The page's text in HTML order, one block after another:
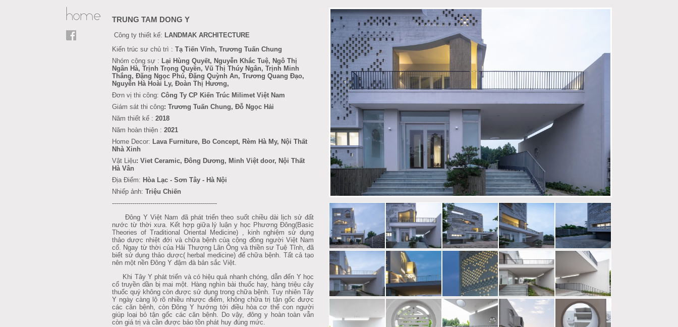
TRUNG TAM DONG Y
Công ty thiết kế: LANDMAK ARCHITECTURE
Kiến trúc sư chủ trì : Tạ Tiến Vĩnh, Trương Tuấn Chung
Nhóm cộng sự : Lại Hùng Quyết, Nguyễn Khắc Tuệ, Ngô Thị
Ngân Hà, Trịnh Trọng Quyền, Vũ Thị Thúy Ngân, Trịnh Minh
Thắng, Đặng Ngọc Phú, Đặng Quỳnh An, Trương Quang Đạo,
Nguyễn Hà Hoài Ly, Đoàn Thị Hương,
Đơn vị thi công: Công Ty CP Kiến Trúc Milimet Việt Nam
Giám sát thi công: Trương Tuấn Chung, Đỗ Ngọc Hải
Năm thiết kế : 2018
Năm hoàn thiện : 2021
Home Decor: Lava Furniture, Bo Concept, Rèm Hà My, Nội Thất
Nhà Xinh
Vật Liệu: Viet Ceramic, Đông Dương, Minh Việt door, Nội Thất
Hà Vân
Địa Điểm: Hòa Lạc - Sơn Tây - Hà Nội
Nhiếp ảnh: Triệu Chiến
----------------------------------------------------
Đông Y Việt Nam đã phát triển theo suốt chiều dài lịch sử đất
nước từ thời xưa. Kết hợp giữa lý luận y học Phương Đông(Basic
Theories of Traditional Oriental Medicine) , kinh nghiệm sử dụng
thảo dược nhiệt đới và chữa bệnh của cộng đồng người Việt Nam
cổ. Ngay từ thời của Hải Thượng Lãn Ông và thiền sư Tuệ Tĩnh, đã
biết sử dụng thảo dược( herbal medicine) để chữa bệnh. Tất cả tạo
nên một nền Đông Y đậm đà bản sắc Việt.
Khi Tây Y phát triển và có hiệu quả nhanh chóng, dẫn đến Y học
cổ truyền dần bị mai một. Hàng nghìn bài thuốc hay, hàng triệu cây
thuốc quý không còn được sử dụng trong chữa bệnh. Tuy nhiên Tây
Y ngày càng lộ rõ nhiều nhược điểm, không chữa trị tận gốc được
các căn bệnh, còn Đông Y hướng tới điều hòa cơ thể con người
giúp loại bỏ tận gốc các căn bệnh. Do vậy, đông y hoàn toàn vẫn
còn giá trị và cần được bảo tồn phát huy đúng mức.